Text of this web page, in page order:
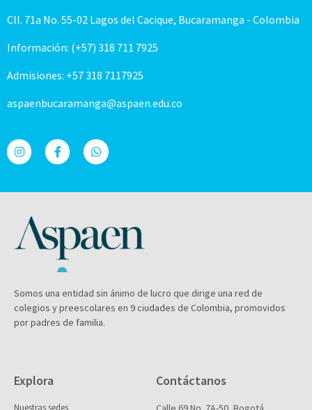
Cll. 71a No. 55-02 Lagos del Cacique, Bucaramanga - Colombia
Información: (+57) 318 711 7925
Admisiones: +57 318 7117925
aspaenbucaramanga@aspaen.edu.co
Somos una entidad sin ánimo de lucro que dirige una red de
colegios y preescolares en 9 ciudades de Colombia, promovidos
por padres de familia.
Explora
Nuestras sedes
Contáctanos